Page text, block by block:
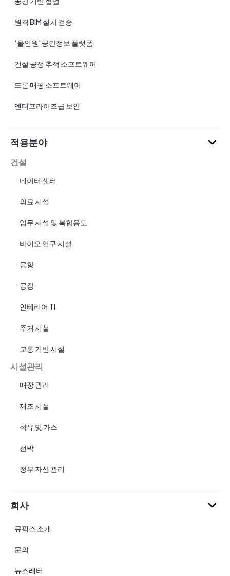
원격 BIM 설치 검증
‘올인원’ 공간정보 플랫폼
건설 공정 추적 소프트웨어
드론 매핑 소프트웨어
엔터프라이즈급 보안
적용분야
건설
데이터 센터
의료 시설
업무 시설 및 복합용도
바이오 연구 시설
공항
공장
인테리어 TI
주거 시설
교통 기반 시설
시설관리
매장 관리
제조 시설
석유 및 가스
선박
정부 자산 관리
회사
큐픽스 소개
문의
뉴스레터